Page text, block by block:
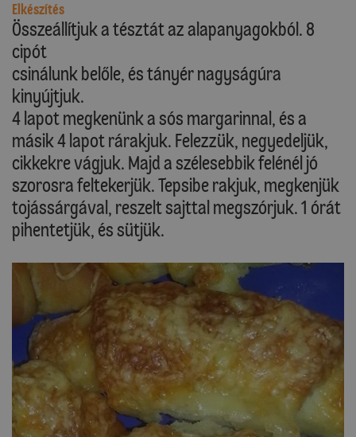
Elkészítés
Összeállítjuk a tésztát az alapanyagokból. 8
cipót
csinálunk belőle, és tányér nagyságúra
kinyújtjuk.
4 lapot megkenünk a sós margarinnal, és a
másik 4 lapot rárakjuk. Felezzük, negyedeljük,
cikkekre vágjuk. Majd a szélesebbik felénél jó
szorosra feltekerjük. Tepsibe rakjuk, megkenjük
tojássárgával, reszelt sajttal megszórjuk. 1 órát
pihentetjük, és sütjük.